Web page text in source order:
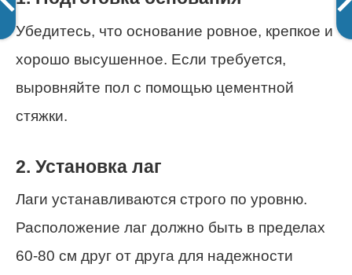
Убедитесь, что основание ровное, крепкое и
хорошо высушенное. Если требуется,
выровняйте пол с помощью цементной
стяжки.
2. Установка лаг
Лаги устанавливаются строго по уровню.
Расположение лаг должно быть в пределах
60-80 см друг от друга для надежности